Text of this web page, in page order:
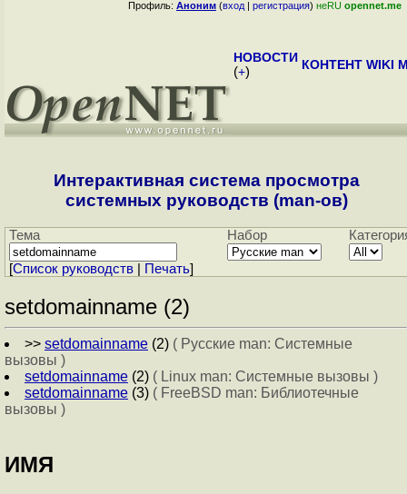
Профиль: Аноним (вход | регистрация) неRU opennet.me
НОВОСТИ
(+) КОНТЕНТ WIKI
Интерактивная система просмотра
системных руководств (man-ов)
Тема Набор
[Cписок руководств Печать]
setdomainname (2)
>> setdomainname (2) ( Русские man: Системные
вызовы )
setdomainname (2) ( Linux man: Системные вызовы )
setdomainname (3) ( FreeBSD man: Библиотечные
вызовы )
ИМЯ